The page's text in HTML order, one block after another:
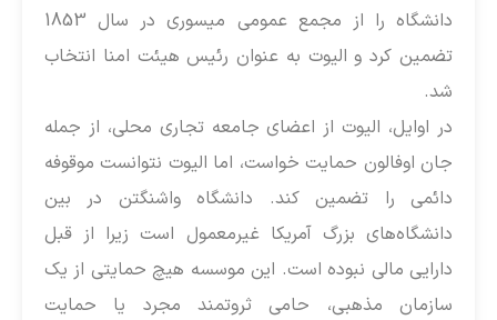
دانشگاه را از مجمع عمومی میسوری در سال 1853
تضمین کرد و الیوت به عنوان رئیس هیئت امنا انتخاب
در اوایل، الیوت از اعضای جامعه تجاری محلی، از جمله
جان اوفالون حمایت خواست، اما الیوت نتوانست موقوفه
دائمی را تضمین کند. دانشگاه واشنگتن در بین
دانشگاه‌های بزرگ آمریکا غیرمعمول است زیرا از قبل
دارایی مالی نبوده است. این موسسه هیچ حمایتی از یک
سازمان مذهبی، حامی ثروتمند مجرد یا حمایت